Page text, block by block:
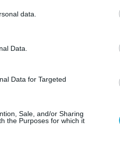
data.
Data.
Data for Targeted
Sale, and/or Sharing
the Purposes for which it
όλα τους τα
τηλεοπτικό
γράφει
στη ΔΕΘ.
τα